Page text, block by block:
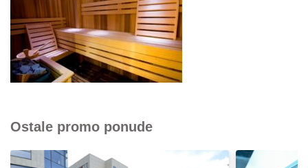
Ostale promo ponude